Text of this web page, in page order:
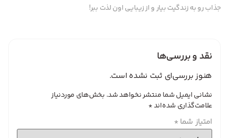
جذاب رو به زندگیت بیار و از زیبایی اون لذت ببر!
نقد و بررسی‌ها
هنوز بررسی‌ای ثبت نشده است.
نشانی ایمیل شما منتشر نخواهد شد. بخش‌های موردنیاز
علامت‌گذاری شده‌اند*
امتیاز شما *